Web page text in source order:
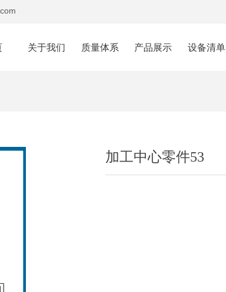
关于我们 质量体系 产品展示 设备清单
加工中心零件53